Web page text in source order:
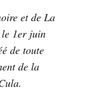
et de La
le 1er juin
de toute
de la